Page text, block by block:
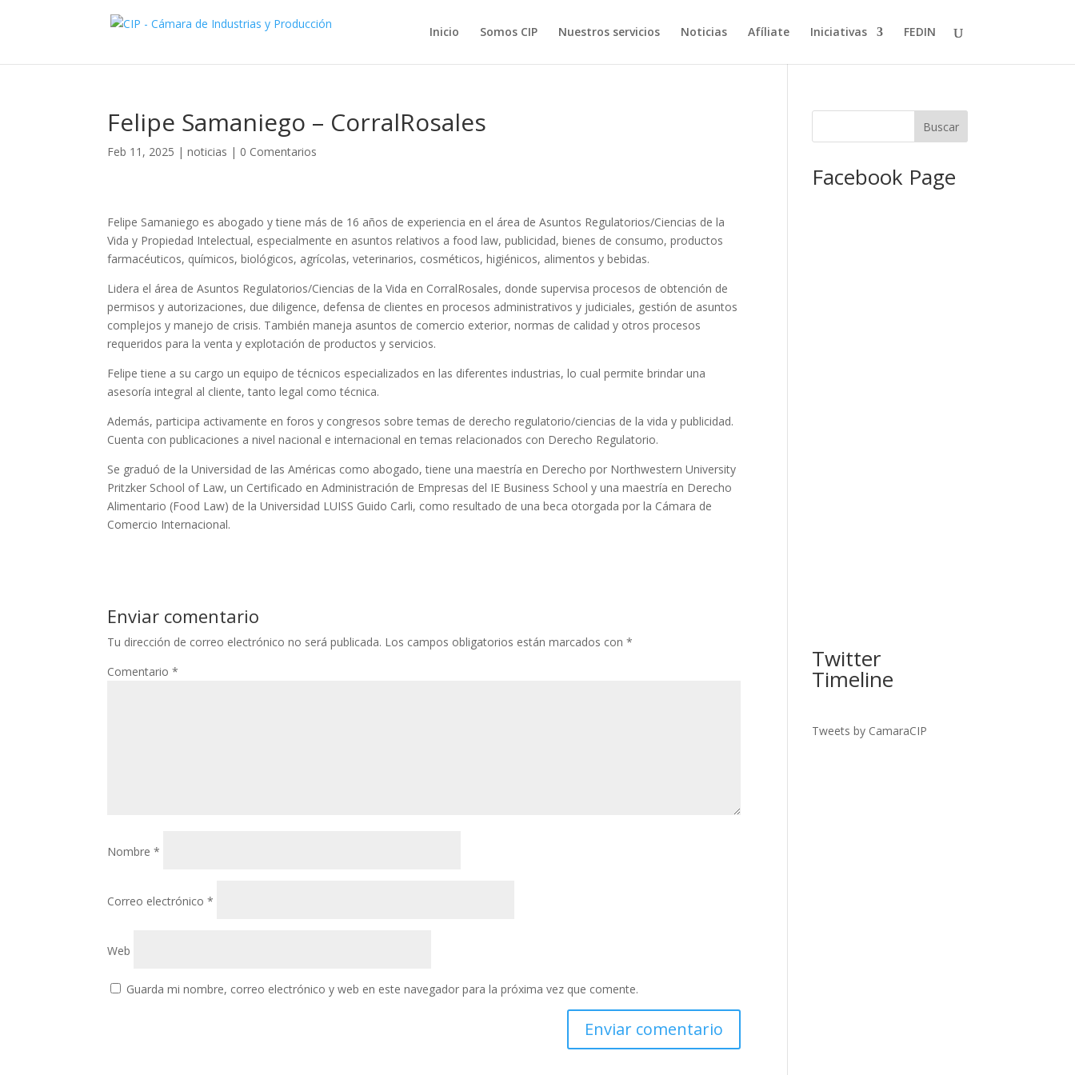
Inicio Somos CIP Nuestros servicios Noticias Afíliate Iniciativas FEDIN
Felipe Samaniego – CorralRosales
Feb 11, 2025 |noticias | 0 Comentarios
Felipe Samaniego es abogado y tiene más de 16 años de experiencia en el área de Asuntos Regulatorios/Ciencias de la
Vida y Propiedad Intelectual, especialmente en asuntos relativos a food law, publicidad, bienes de consumo, productos
farmacéuticos, químicos, biológicos, agrícolas, veterinarios, cosméticos, higiénicos, alimentos y bebidas.
Lidera el área de Asuntos Regulatorios/Ciencias de la Vida en CorralRosales, donde supervisa procesos de obtención de
permisos y autorizaciones, due diligence, defensa de clientes en procesos administrativos y judiciales, gestión de asuntos
complejos y manejo de crisis. También maneja asuntos de comercio exterior, normas de calidad y otros procesos
requeridos para la venta y explotación de productos y servicios.
Felipe tiene a su cargo un equipo de técnicos especializados en las diferentes industrias, lo cual permite brindar una
asesoría integral al cliente, tanto legal como técnica.
Además, participa activamente en foros y congresos sobre temas de derecho regulatorio/ciencias de la vida y publicidad.
Cuenta con publicaciones a nivel nacional e internacional en temas relacionados con Derecho Regulatorio.
Se graduó de la Universidad de las Américas como abogado, tiene una maestría en Derecho por Northwestern University
Pritzker School of Law, un Certificado en Administración de Empresas del IE Business School y una maestría en Derecho
Alimentario (Food Law) de la Universidad LUISS Guido Carli, como resultado de una beca otorgada por la Cámara de
Comercio Internacional.
Enviar comentario
Tu dirección de correo electrónico no será publicada. Los campos obligatorios están marcados con*
Comentario*
Nombre*
Correo electrónico*
Web
Guarda mi nombre, correo electrónico y web en este navegador para la próxima vez que comente.
Facebook Page
Twitter
Timeline
Tweets by CamaraCIP